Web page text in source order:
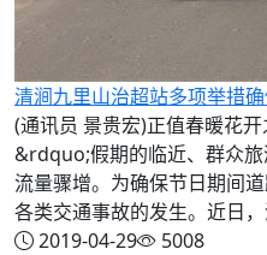
清涧九里山治超站多项举措
(通讯员 景贵宏)正值春暖花
&rdquo;假期的临近、群众
流量骤增。为确保节日期间
各类交通事故的发生。近日
2019-04-29
5008